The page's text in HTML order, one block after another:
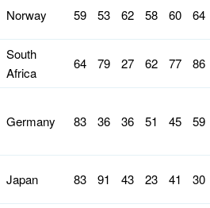
Norway 59 53 62 58 60 64
South
Africa
64 79 27 62 77 86
Germany 83 36 36 51 45 59
Japan 83 91 43 23 41 30